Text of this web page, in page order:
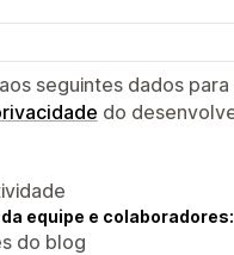
seguintes dados
do
equipe e colaboradores:
do blog